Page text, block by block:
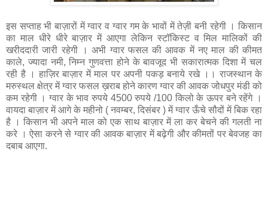
इस सप्ताह भी बाज़ारों में ग्वार व ग्वार गम के भावों में तेज़ी बनी रहेगी । किसान
का माल धीरे धीरे बाज़ार में आएगा लेकिन स्टॉकिस्ट व मिल मालिकों की
खरीददारी जारी रहेगी । अभी ग्वार फसल की आवक में नए माल की कीमत
काले, ज्यादा नमी, निम्न गुणवत्ता होने के बावजूद भी सकारात्मक दिशा में चल
रही है । हाज़िर बाज़ार में माल पर अपनी पकड़ बनाये रखे ।। राजस्थान के
मरुस्थल क्षेत्र में ग्वार फसल ख़राब होने कारण ग्वार की आवक जोधपुर मंडी को
कम रहेगी । ग्वार के भाव रुपये 4500 रुपये /100 किलो के ऊपर बने रहेंगे ।
वायदा बाज़ार में आगे के महीनो ( नवम्बर, दिसंबर ) में ग्वार ऊँचे सौदों में बिक रहा
है । किसान भी अपने माल को एक साथ बाज़ार में ला कर बेचने की गलती ना
करे । ऐसा करने से ग्वार की आवक बाज़ार में बढ़ेगी और कीमतों पर बेवजह का
दबाब आएगा.